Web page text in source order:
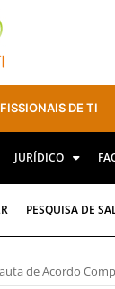
DE TI
JURÍDICO
PESQUISA DE
de Acordo